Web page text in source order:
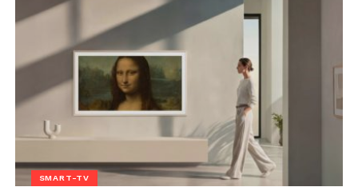
SMART-TV